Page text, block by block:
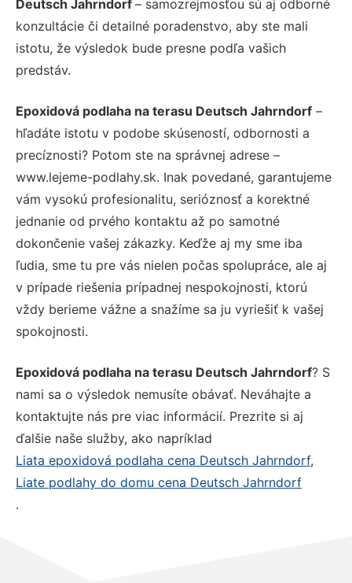
Deutsch Jahrndorf – samozrejmosťou sú aj odborné
konzultácie či detailné poradenstvo, aby ste mali
istotu, že výsledok bude presne podľa vašich
predstáv.
Epoxidová podlaha na terasu Deutsch Jahrndorf –
hľadáte istotu v podobe skúseností, odbornosti a
precíznosti? Potom ste na správnej adrese –
www.lejeme-podlahy.sk. Inak povedané, garantujeme
vám vysokú profesionalitu, serióznosť a korektné
jednanie od prvého kontaktu až po samotné
dokončenie vašej zákazky. Keďže aj my sme iba
ľudia, sme tu pre vás nielen počas spolupráce, ale aj
v prípade riešenia prípadnej nespokojnosti, ktorú
vždy berieme vážne a snažíme sa ju vyriešiť k vašej
spokojnosti.
Epoxidová podlaha na terasu Deutsch Jahrndorf? S
nami sa o výsledok nemusíte obávať. Neváhajte a
kontaktujte nás pre viac informácií. Prezrite si aj
ďalšie naše služby, ako napríklad
Liata epoxidová podlaha cena Deutsch Jahrndorf,
Liate podlahy do domu cena Deutsch Jahrndorf
.